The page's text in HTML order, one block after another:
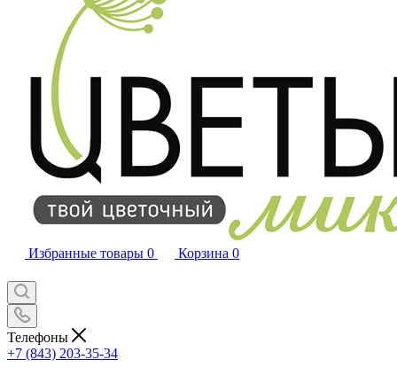
Избранные товары 0 Корзина 0
Телефоны
+7 (843) 203-35-34